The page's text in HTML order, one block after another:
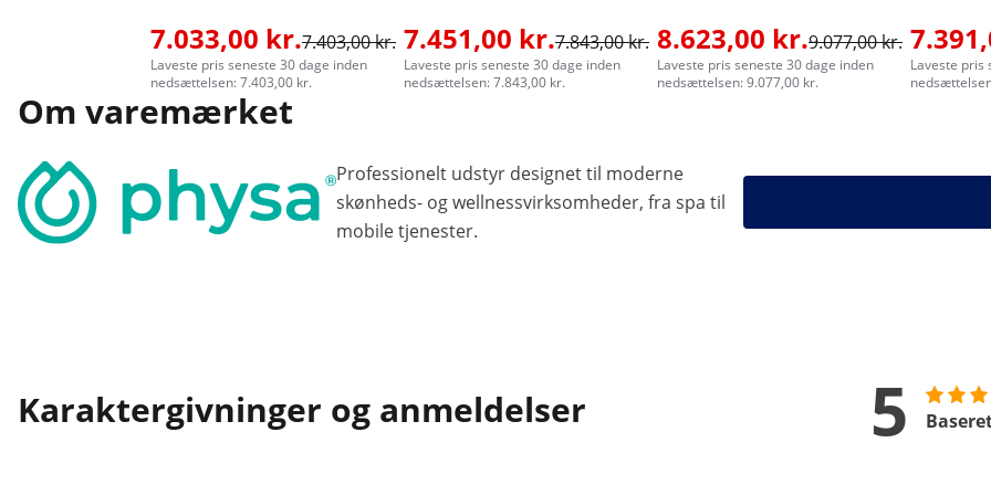
7.033,00 kr.7.403,00 kr.
Laveste pris seneste 30 dage inden
nedsættelsen: 7.403,00 kr.
7.451,00 kr.7.843,00 kr.
Laveste pris seneste 30 dage inden
nedsættelsen: 7.843,00 kr.
8.623,00 kr.9.077,00 kr.
Laveste pris seneste 30 dage inden
nedsættelsen: 9.077,00 kr.
Laveste pris
Om varemærket
Professionelt udstyr designet til moderne
skønheds- og wellnessvirksomheder, fra spa til
mobile tjenester.
Karaktergivninger og anmeldelser 5